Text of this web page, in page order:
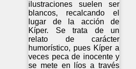
ilustraciones suelen ser
blancos, recalcando el
lugar de la acción de
Kíper. Se trata de un
relato de carácter
humorístico, pues Kíper a
veces peca de inocente y
se mete en líos a través